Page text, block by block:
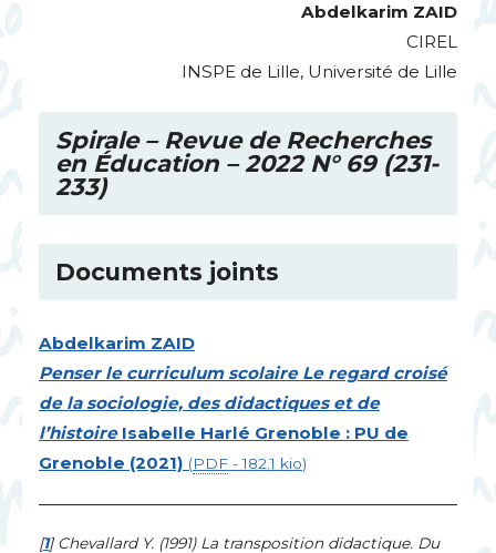
Abdelkarim ZAID
CIREL
INSPE de Lille, Université de Lille
Spirale – Revue de Recherches
en Éducation – 2022 N° 69 (231-
233)
Documents joints
Abdelkarim ZAID
Penser le curriculum scolaire Le regard croisé
de la sociologie, des didactiques et de
l’histoireIsabelle Harlé Grenoble : PU de
Grenoble (2021) (PDF -182.1 kio)
[1]Chevallard Y. (1991) La transposition didactique. Du